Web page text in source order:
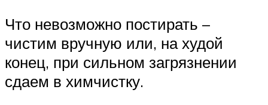
Что невозможно постирать –
чистим вручную или, на худой
конец, при сильном загрязнении
сдаем в химчистку.